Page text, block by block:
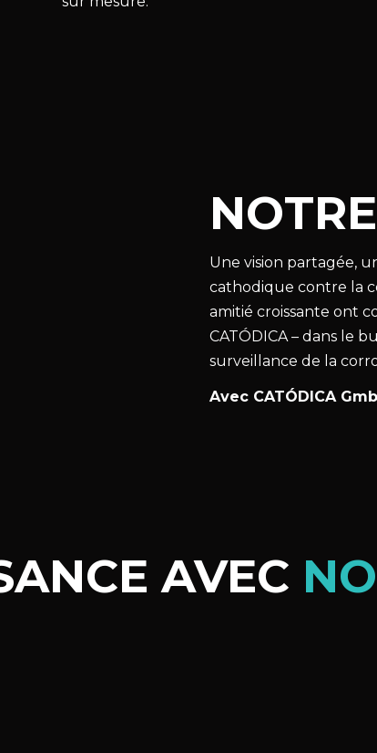
Une vision partagée,
cathodique contre la
amitié croissante ont
CATÓDICA – dans le
surveillance de la
Avec CATÓDICA
AVEC